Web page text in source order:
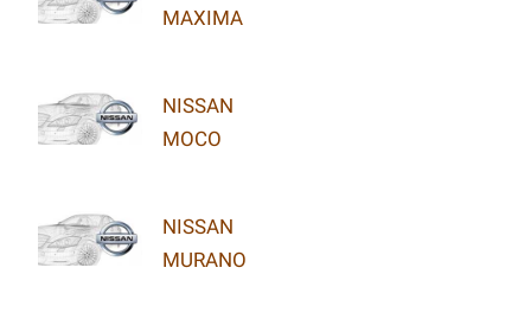
MAXIMA
NISSAN
MOCO
NISSAN
MURANO